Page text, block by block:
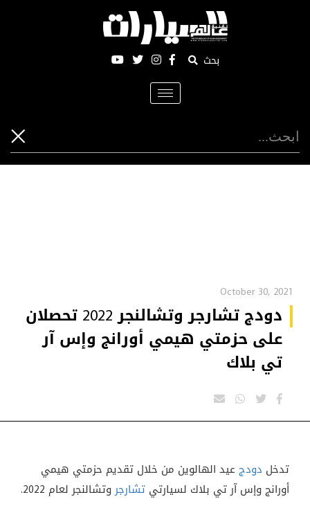
بحث
Toggle
navigation
October 30, 2021
دودج تشارجر وتشالنجر 2022 تحصلان
على حزمتي هيمي أورانج وإس آر
تي بلاك
تدخل دودج عيد الهالوين من خلال تقديم حزمتي هيمي
أورانج وإس آر تي بلاك لسيارتي تشارجروتشالنجر لعام 2022.